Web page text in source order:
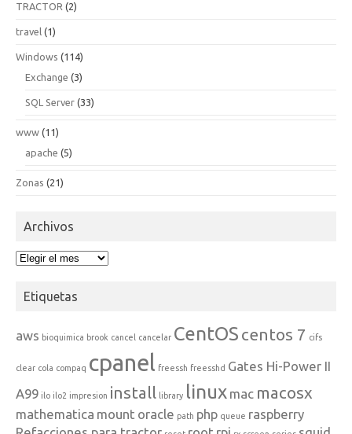
TRACTOR (2)
travel (1)
Windows (114)
Exchange (3)
SQL Server (33)
www (11)
apache (5)
Zonas (21)
Archivos
Archivos
Etiquetas
aws bioquimica brook cancel cancelar CentOS centos 7 cifs
clear cola compaq cpanel freessh freesshd Gates Hi-Power II
A99 ilo ilo2 impresion install library linux mac macosx
mathematica mount oracle path php queue raspberry